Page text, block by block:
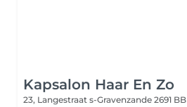
Kapsalon Haar En Zo
23, Langestraat s-Gravenzande 2691 BB